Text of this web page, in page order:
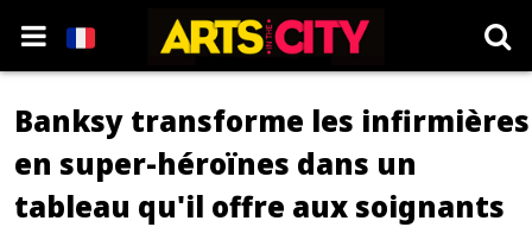
Banksy transforme les infirmières
en super-héroïnes dans un
tableau qu'il offre aux soignants